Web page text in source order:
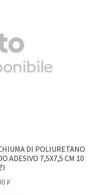
DI POLIURETANO
ADESIVO 7,5X7,5 CM 10
₽